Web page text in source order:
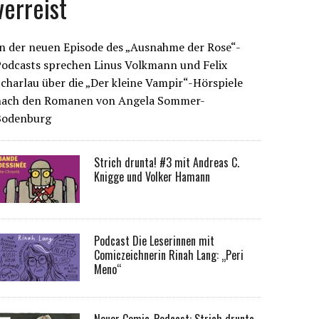
der neuen Episode des „Ausnahme der Rose“-
sprechen Linus Volkmann und Felix
über die „Der kleine Vampir“-Hörspiele
den Romanen von Angela Sommer-
Strich drunta! #3 mit Andreas C.
Knigge und Volker Hamann
Podcast Die Leserinnen mit
Comiczeichnerin Rinah Lang: „Peri
Meno“